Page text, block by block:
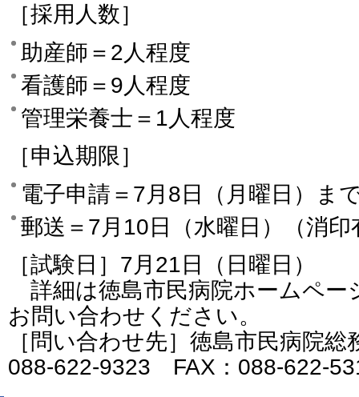
［採用人数］
助産師＝2人程度
看護師＝9人程度
管理栄養士＝1人程度
［申込期限］
電子申請＝7月8日（月曜日）ま
郵送＝7月10日（水曜日）（消印
［試験日］7月21日（日曜日）
詳細は徳島市民病院ホームペー
お問い合わせください。
［問い合わせ先］徳島市民病院
088-622-9323 FAX：088-622-